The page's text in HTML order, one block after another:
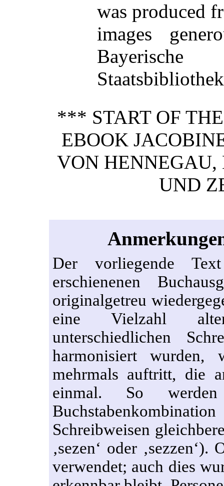
was produced
images
Bayerische
*** START OF
EBOOK
VON
UND
Der vorliegende
erschienenen
originalgetreu
eine Vielzahl
unterschiedlichen
harmonisiert
mehrmals auftritt, die
einmal. So
Schreibweisen
‚sezen‘ oder
verwendet; auch dies